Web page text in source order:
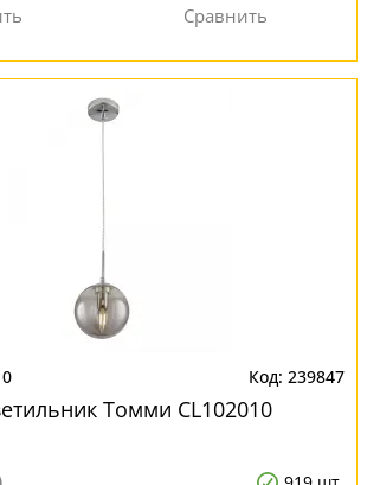
239847
Томми CL102010